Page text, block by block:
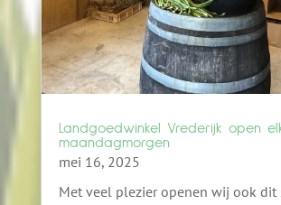
Landgoedwinkel Vrederijk open
maandagmorgen
mei 16, 2025
Met veel plezier openen wij ook dit